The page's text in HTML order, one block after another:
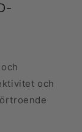
och